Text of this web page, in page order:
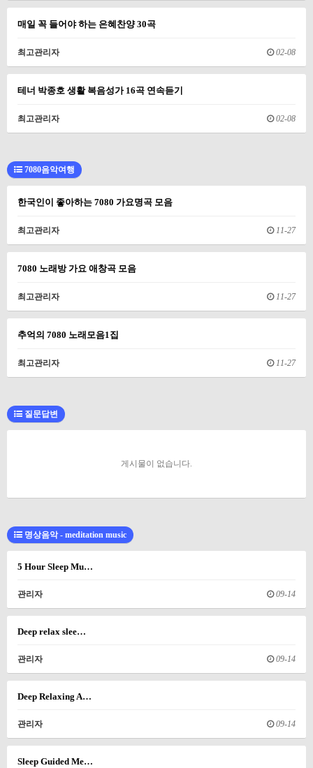
매일 꼭 들어야 하는 은혜찬양 30곡
최고관리자 02-08
테너 박종호 생활 복음성가 16곡 연속듣기
최고관리자 02-08
7080음악여행
한국인이 좋아하는 7080 가요명곡 모음
최고관리자 11-27
7080 노래방 가요 애창곡 모음
최고관리자 11-27
추억의 7080 노래모음1집
최고관리자 11-27
질문답변
게시물이 없습니다.
명상음악 - meditation music
5 Hour Sleep Mu…
관리자 09-14
Deep relax slee…
관리자 09-14
Deep Relaxing A…
관리자 09-14
Sleep Guided Me…